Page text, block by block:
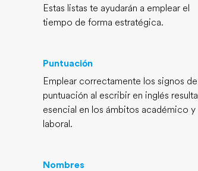
Estas listas te ayudarán a emplear el
tiempo de forma estratégica.
Puntuación
Emplear correctamente los signos de
puntuación al escribir en inglés resulta
esencial en los ámbitos académico y
laboral.
Nombres